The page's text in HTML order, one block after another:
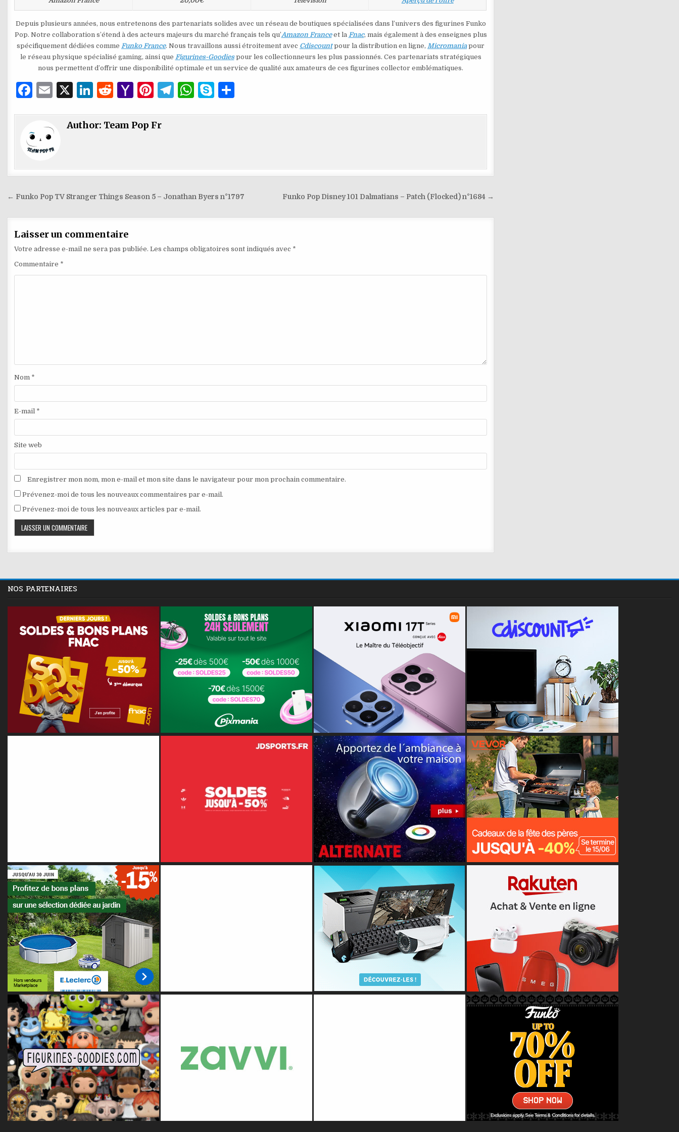
Depuis plusieurs années, nous entretenons des partenariats solides avec un réseau de boutiques spécialisées dans l’univers des figurines Funko
Pop. Notre collaboration s’étend à des acteurs majeurs du marché français tels qu’Amazon Franceet la Fnac, mais également à des enseignes plus
spécifiquement dédiées comme Funko France. Nous travaillons aussi étroitement avec Cdiscountpour la distribution en ligne, Micromaniapour
le réseau physique spécialisé gaming, ainsi que Figurines-Goodiespour les collectionneurs les plus passionnés. Ces partenariats stratégiques
nous permettent d’offrir une disponibilité optimale et un service de qualité aux amateurs de ces figurines collector emblématiques.
F
e
b
o
k
E
l
X
Li
k
n
R
d
Y
h
M
l
Pi
te
T
m
W
p
S
Author: Team Pop Fr
Navigation
l’article
Funko Pop Disney 101 Dalmatians – Patch (Flocked) n°1684 →
← Funko Pop TV Stranger Things Season 5 – Jonathan Byers n°1797
Laisser un commentaire
Votre adresse e-mail ne sera pas publiée. Les champs obligatoires sont indiqués avec *
Commentaire *
Nom *
E-mail *
Site web
Enregistrer mon nom, mon e-mail et mon site dans le navigateur pour mon prochain commentaire.
Prévenez-moi de tous les nouveaux commentaires par e-mail.
Prévenez-moi de tous les nouveaux articles par e-mail.
NOS PARTENAIRES